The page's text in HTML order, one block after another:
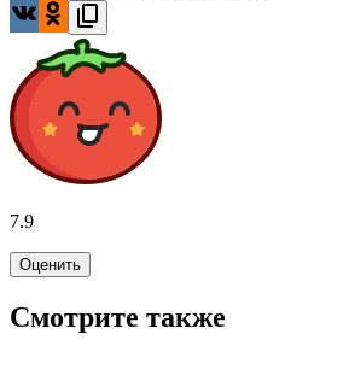
7.9
Оценить
Смотрите также